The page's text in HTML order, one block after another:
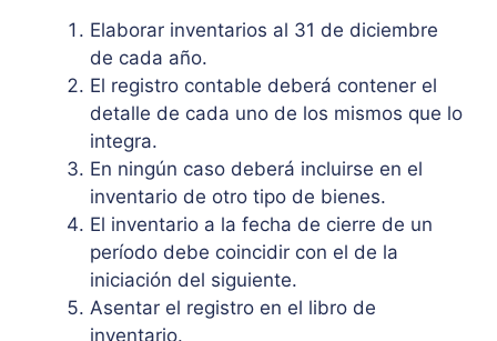
Elaborar inventarios al 31 de diciembre
de cada año.
El registro contable deberá contener el
detalle de cada uno de los mismos que lo
integra.
En ningún caso deberá incluirse en el
inventario de otro tipo de bienes.
El inventario a la fecha de cierre de un
período debe coincidir con el de la
iniciación del siguiente.
Asentar el registro en el libro de
inventario.